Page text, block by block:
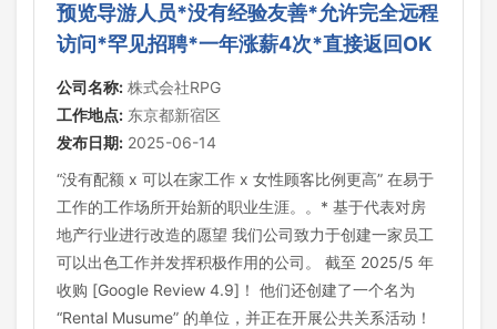
预览导游人员*没有经验友善*允许完全远程
访问*罕见招聘*一年涨薪4次*直接返回OK
公司名称: 株式会社RPG
工作地点: 东京都新宿区
发布日期: 2025-06-14
“没有配额 x 可以在家工作 x 女性顾客比例更高” 在易于
工作的工作场所开始新的职业生涯。。* 基于代表对房
地产行业进行改造的愿望 我们公司致力于创建一家员工
可以出色工作并发挥积极作用的公司。 截至 2025/5 年
收购 [Google Review 4.9]！ 他们还创建了一个名为
“Rental Musume” 的单位，并正在开展公共关系活动！